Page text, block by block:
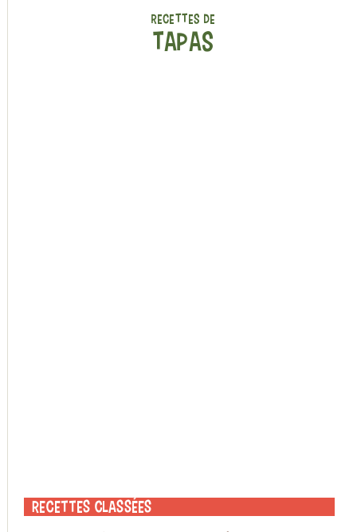
RECETTES DE
TAPAS
Recettes classées